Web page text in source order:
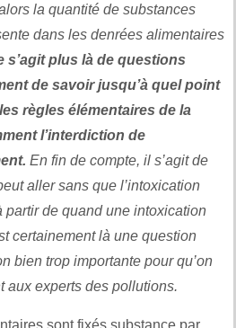
la quantité de substances
dans les denrées alimentaires
s’agit plus là de questions
de savoir jusqu’à quel point
règles élémentaires de la
l’interdiction de
En fin de compte, il s’agit de
aller sans que l’intoxication
partir de quand une intoxication
certainement là une question
bien trop importante pour qu’on
aux experts des pollutions.
sont fixés substance par